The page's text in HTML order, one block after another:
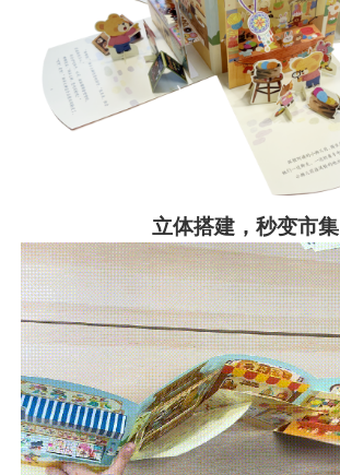
立体搭建，秒变市集